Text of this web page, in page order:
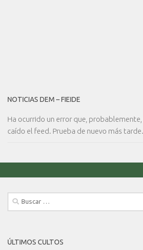
NOTICIAS DEM – FIEIDE
Ha ocurrido un error que,
caído el feed. Prueba de nuevo más tarde.
Buscar:
ÚLTIMOS CULTOS